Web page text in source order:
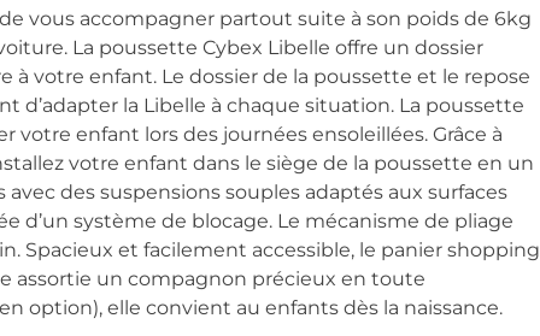
vous accompagner partout suite à son poids de 6kg
La poussette Cybex Libelle offre un dossier
votre enfant. Le dossier de la poussette et le repose
d’adapter la Libelle à chaque situation. La poussette
votre enfant lors des journées ensoleillées. Grâce à
votre enfant dans le siège de la poussette en un
des suspensions souples adaptés aux surfaces
d’un système de blocage. Le mécanisme de pliage
Spacieux et facilement accessible, le panier shopping
assortie un compagnon précieux en toute
option), elle convient au enfants dès la naissance.